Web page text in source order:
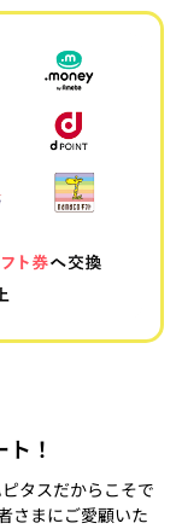
！
タスだからこそで
さまにご愛顧いた